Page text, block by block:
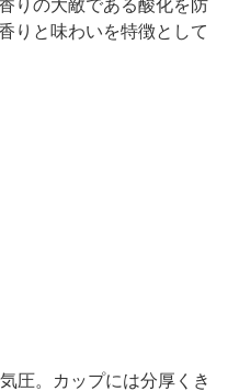
りの大敵である酸化を防
りと味わいを特徴として
圧。カップには分厚くき